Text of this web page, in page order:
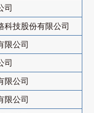
司
科技股份有限公司
限公司
司
限公司
限公司